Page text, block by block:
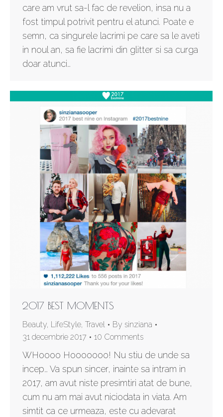
care am vrut sa-l fac de revelion, insa nu a
fost timpul potrivit pentru el atunci. Poate e
semn, ca singurele lacrimi pe care sa le aveti
in noul an, sa fie lacrimi din glitter si sa curga
doar atunci…
2017 BEST MOMENTS
Beauty, LifeStyle, Travel By sinziana
31 decembrie 2017
10 Comments
WHoooo Hooooooo! Nu stiu de unde sa
incep… Va spun sincer, inainte sa intram in
2017, am avut niste presimtiri atat de bune,
cum nu am mai avut niciodata in viata. Am
simtit ca ce urmeaza, este cu adevarat